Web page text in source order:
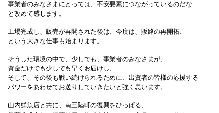
事業者のみなさまにとっては、不安要素につながっているのだな
と改めて感じます。
工場完成し、販売が再開された後は、今度は、販路の再開拓、
という大きな仕事も始まります。
そうした環境の中で、少しでも、事業者のみなさまが、
資金だけでも少しでも早くお届けし、
そして、その後も戦い続けられるために、出資者の皆様の応援する
パワーをあわせてお送りしていきたいと強く思います。
山内鮮魚店と共に、南三陸町の復興をひっぱる、